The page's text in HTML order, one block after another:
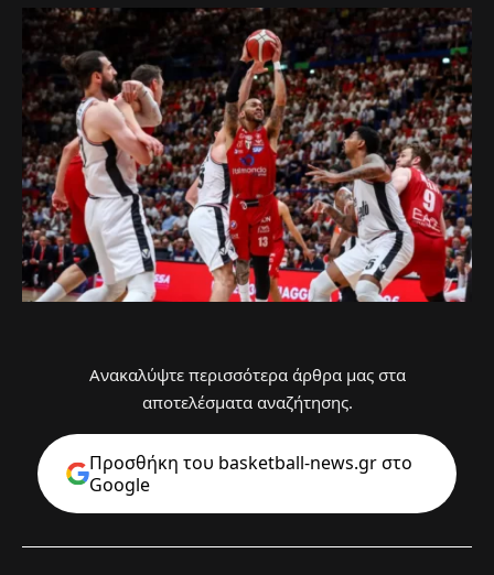
Ανακαλύψτε περισσότερα άρθρα μας στα
αποτελέσματα αναζήτησης.
Προσθήκη του basketball-news.gr στo
Google